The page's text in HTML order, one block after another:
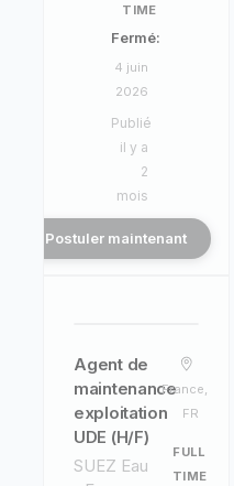
TIME
Fermé:
4 juin
2026
Publié
il y a
2
mois
Postuler maintenant
Agent de
maintenance
exploitation
UDE (H/F)
SUEZ Eau
France,
FR
FULL
TIME